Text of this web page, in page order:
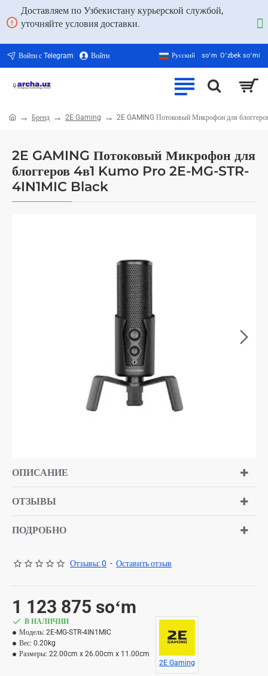
Доставляем по Узбекистану курьерской службой,
уточняйте условия доставки.
Войти с Telegram Войти Русский soʻm Oʻzbek soʻmi
2E GAMING Потоковый Микрофон для
блоггеров 4в1 Kumo Pro 2E-MG-STR-
4IN1MIC Black
Бренд 2E Gaming 2E GAMING Потоковый Микрофон для
ОПИСАНИЕ
ОТЗЫВЫ
ПОДРОБНО
Отзывы: 0 - Оставить отзыв
1 123 875 soʻm
В НАЛИЧИИ
Модель: 2E-MG-STR-4IN1MIC
Вес: 0.20kg
Размеры: 22.00cm x 26.00cm x 11.00cm
2E Gaming